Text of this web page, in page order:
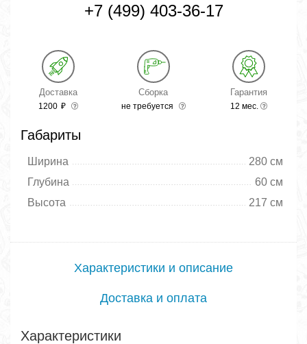
+7 (499) 403-36-17
Доставка
1200 ₽
Сборка
не требуется
Гарантия
12 мес.
Габариты
Ширина
280 см
Глубина
60 см
Высота
217 см
Характеристики и описание
Доставка и оплата
Характеристики